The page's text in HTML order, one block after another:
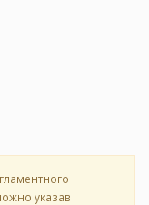
указав